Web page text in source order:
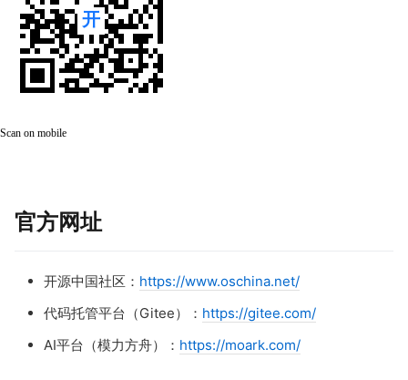
Scan on mobile
官方网址
开源中国社区： https://www.oschina.net/
代码托管平台（Gitee）： https://gitee.com/
AI平台（模力方舟）： https://moark.com/